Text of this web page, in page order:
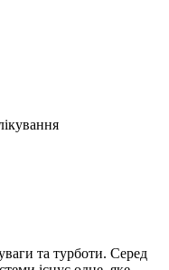
та турботи. Серед